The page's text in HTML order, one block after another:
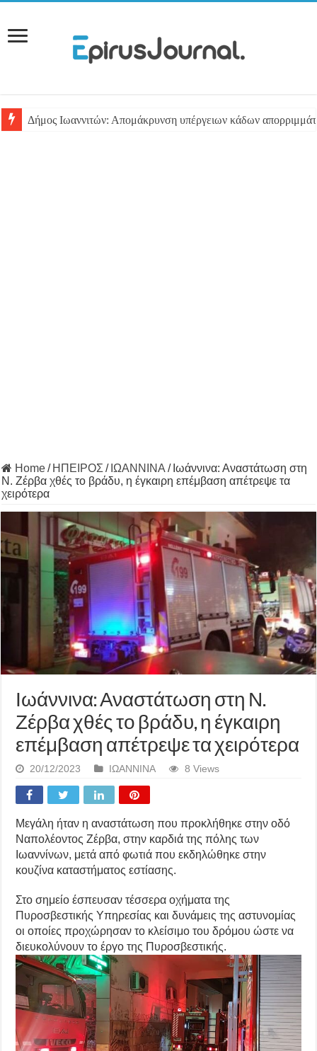
Δήμος Ιωαννιτών: Απομάκρυνση υπέργειων κάδων
Home/ ΗΠΕΙΡΟΣ / ΙΩΑΝΝΙΝΑ / Ιωάννινα: Αναστάτωση στη
Ν. Ζέρβα χθές το βράδυ, η έγκαιρη επέμβαση απέτρεψε τα
χειρότερα
Ιωάννινα: Αναστάτωση στη Ν.
Ζέρβα χθές το βράδυ, η έγκαιρη
επέμβαση απέτρεψε τα χειρότερα
20/12/2023 ΙΩΑΝΝΙΝΑ 8 Views
Μεγάλη ήταν η αναστάτωση που προκλήθηκε στην οδό
Ναπολέοντος Ζέρβα, στην καρδιά της πόλης των
Ιωαννίνων, μετά από φωτιά που εκδηλώθηκε στην
κουζίνα καταστήματος εστίασης.
Στο σημείο έσπευσαν τέσσερα οχήματα της
Πυροσβεστικής Υπηρεσίας και δυνάμεις της αστυνομίας
οι οποίες προχώρησαν το κλείσιμο του δρόμου ώστε να
διευκολύνουν το έργο της Πυροσβεστικής.